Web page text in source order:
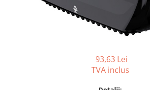
93,63 Lei
TVA inclus